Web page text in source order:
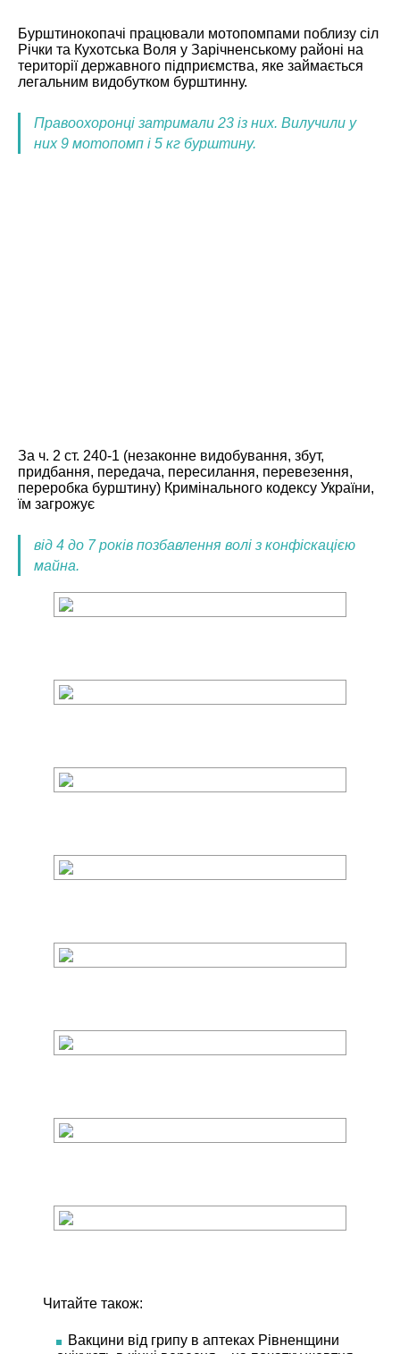
Бурштинокопачі працювали мотопомпами поблизу сіл
Річки та Кухотська Воля у Зарічненському районі на
території державного підприємства, яке займається
легальним видобутком бурштинну.
Правоохоронці затримали 23 із них. Вилучили у
них 9 мотопомп і 5 кг бурштину.
За ч. 2 ст. 240-1 (незаконне видобування, збут,
придбання, передача, пересилання, перевезення,
переробка бурштину) Кримінального кодексу України,
їм загрожує
від 4 до 7 років позбавлення волі з конфіскацією
майна.
Читайте також:
Вакцини від грипу в аптеках Рівненщини